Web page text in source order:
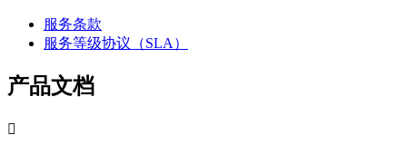
服务条款
服务等级协议（SLA）
产品文档
